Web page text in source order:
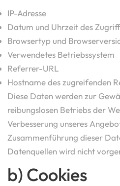
IP-Adresse
Datum und Uhrzeit des
Browsertyp und
Verwendetes Betriebssystem
Referrer-URL
Hostname des zugreifenden
Diese Daten werden zur
reibungslosen Betriebs der
Verbesserung unseres
Zusammenführung dieser
Datenquellen wird nicht
b) Cookies